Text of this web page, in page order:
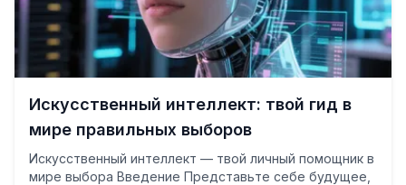
Искусственный интеллект: твой гид в
мире правильных выборов
Искусственный интеллект — твой личный помощник в
мире выбора Введение Представьте себе будущее,